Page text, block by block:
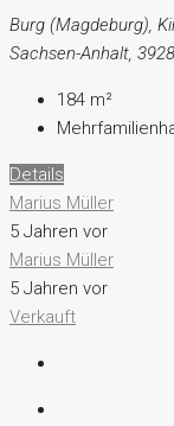
Burg (Magdeburg),
Sachsen-Anhalt,
184 m²
Details
Marius Müller
5 Jahren vor
Marius Müller
5 Jahren vor
Verkauft